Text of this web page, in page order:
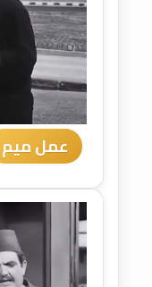
عمل ميم